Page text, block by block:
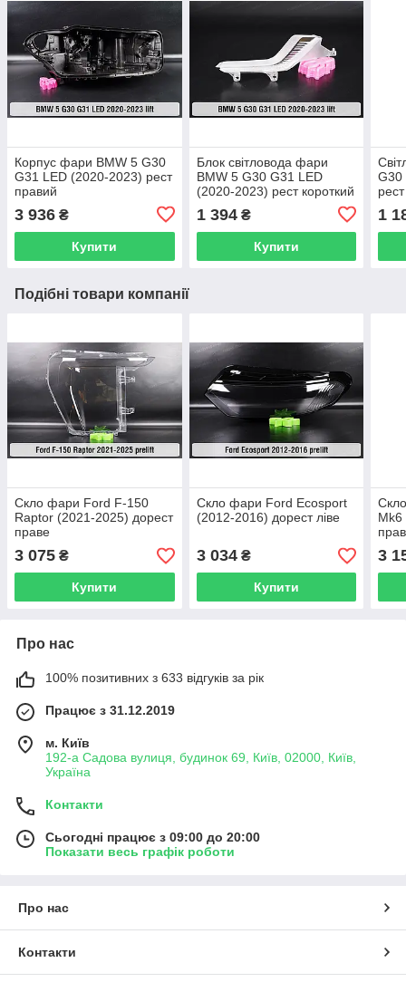
Корпус фари BMW 5 G30
G31 LED (2020-2023) рест
правий
3 936 ₴
Купити
Блок світловода фари
BMW 5 G30 G31 LED
(2020-2023) рест короткий
зовнішній Icon Light лівий
1 394₴
Купити
G30
1
Подібні товари компанії
Скло фари Ford F-150
Raptor (2021-2025) дорест
праве
3 075 ₴
Купити
Скло фари Ford Ecosport
(2012-2016) дорест ліве
3 034₴
Купити
Mk6
3
Про нас
100% позитивних з 633 відгуків за рік
Працює з 31.12.2019
м. Київ
192-а Садова вулиця, будинок 69, Київ, 02000, Київ,
Україна
Контакти
Сьогодні працює з 09:00 до 20:00
Показати весь графік роботи
Про нас
Контакти